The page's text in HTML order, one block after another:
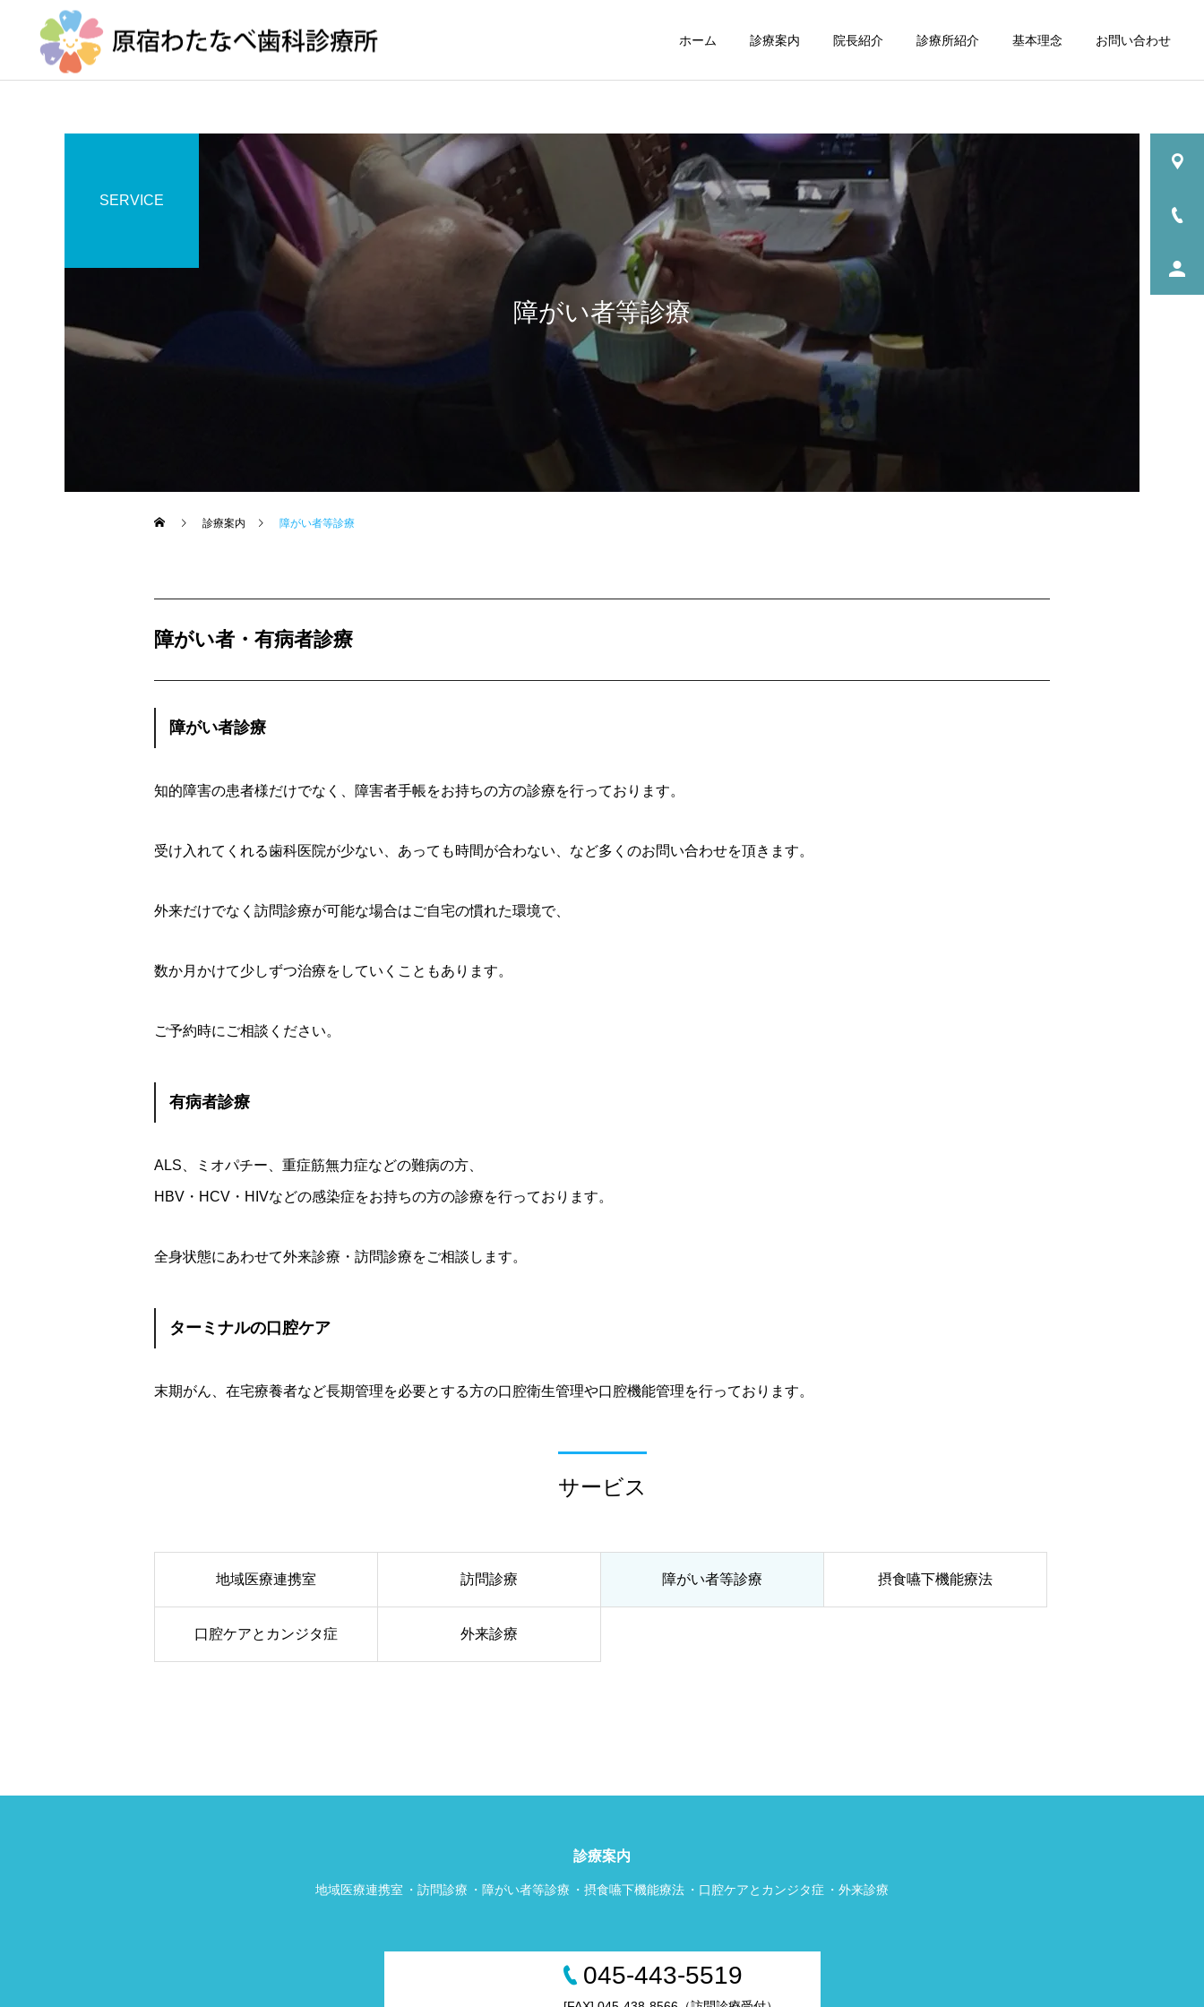
ホーム 診療案内 院長紹介 診療所紹介 基本理念 お問い合わせ
詳細を見る
地域医療連携室 訪問診療 障がい者等診療
口腔ケアとカンジタ症 外来診療
障がい者等診療
SERVICE
診療案内 障がい者等診療
障がい者・有病者診療
障がい者診療
知的障害の患者様だけでなく、障害者手帳をお持ちの方の診療を行っております。
受け入れてくれる歯科医院が少ない、あっても時間が合わない、など多くのお問い合わせを頂きます。
外来だけでなく訪問診療が可能な場合はご自宅の慣れた環境で、
数か月かけて少しずつ治療をしていくこともあります。
ご予約時にご相談ください。
有病者診療
ALS、ミオパチー、重症筋無力症などの難病の方、
HBV・HCV・HIVなどの感染症をお持ちの方の診療を行っております。
全身状態にあわせて外来診療・訪問診療をご相談します。
ターミナルの口腔ケア
末期がん、在宅療養者など長期管理を必要とする方の口腔衛生管理や口腔機能管理を行っております。
サービス
地域医療連携室 訪問診療 障がい者等診療 摂食嚥下機能療法
口腔ケアとカンジタ症 外来診療
診療案内
地域医療連携室 訪問診療 障がい者等診療 摂食嚥下機能療法 口腔ケアとカンジタ症 外来診療
045-443-5519